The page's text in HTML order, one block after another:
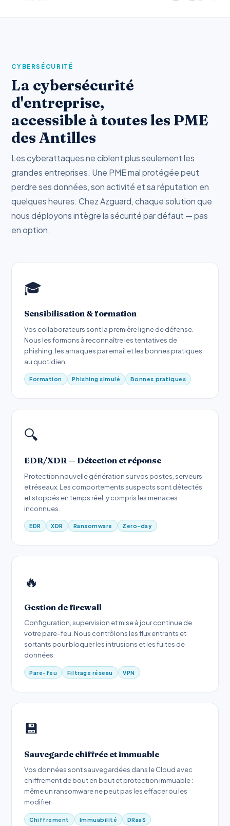
CYBERSÉCURITÉ
La cybersécurité
d'entreprise,
accessible à toutes les PME
des Antilles
Les cyberattaques ne ciblent plus seulement les
grandes entreprises. Une PME mal protégée peut
perdre ses données, son activité et sa réputation en
quelques heures. Chez Azguard, chaque solution que
nous déployons intègre la sécurité par défaut — pas
en option.
🎓
Sensibilisation & formation
Vos collaborateurs sont la première ligne de défense.
Nous les formons à reconnaître les tentatives de
phishing, les arnaques par email et les bonnes pratiques
au quotidien.
Formation Phishing simulé Bonnes pratiques
🔍
EDR/XDR — Détection et réponse
Protection nouvelle génération sur vos postes, serveurs
et réseaux. Les comportements suspects sont détectés
et stoppés en temps réel, y compris les menaces
inconnues.
EDR XDR Ransomware Zero-day
🔥
Gestion de firewall
Configuration, supervision et mise à jour continue de
votre pare-feu. Nous contrôlons les flux entrants et
sortants pour bloquer les intrusions et les fuites de
données.
Pare-feu Filtrage réseau VPN
💾
Sauvegarde chiffrée et immuable
Vos données sont sauvegardées dans le Cloud avec
chiffrement de bout en bout et protection immuable :
même un ransomware ne peut pas les effacer ou les
modifier.
Chiffrement Immuabilité DRaaS